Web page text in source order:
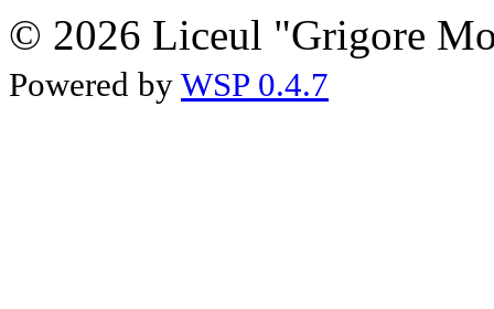
© 2026 Liceul "Grigore
Powered by WSP 0.4.7